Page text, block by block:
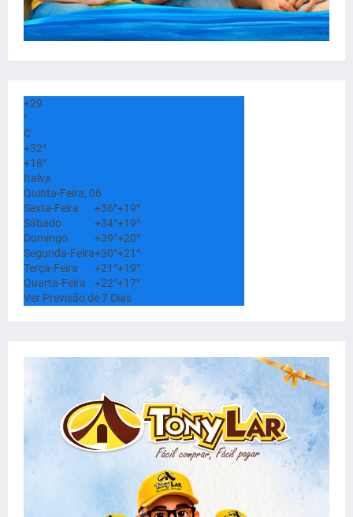
+29
°
C
+32°
+18°
Italva
Quinta-Feira, 06
Sexta-Feira
+36°+19°
Sábado
+34°+19°
Domingo
+39°+20°
Segunda-Feira+30°+21°
Terça-Feira
+21°+19°
Quarta-Feira
+22°+17°
Ver Previsão de 7 Dias